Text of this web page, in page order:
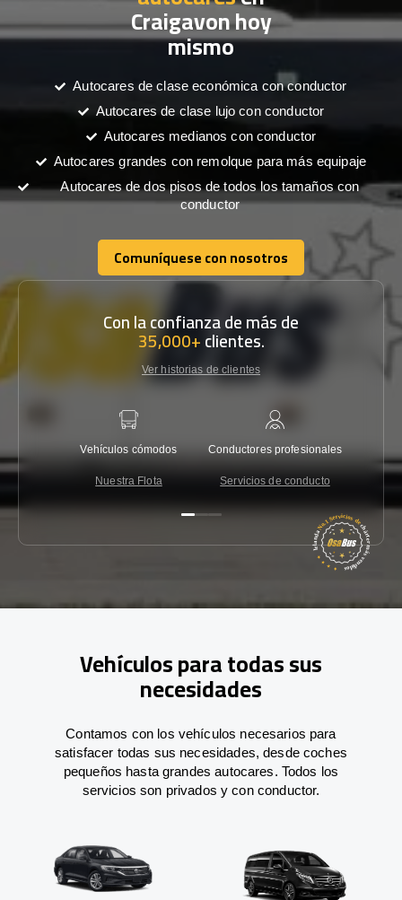
Craigavon hoy
mismo
Autocares de clase económica con conductor
Autocares de clase lujo con conductor
Autocares medianos con conductor
Autocares grandes con remolque para más equipaje
Autocares de dos pisos de todos los tamaños con
conductor
Comuníquese con nosotros
Comuníquese con nosotros
Con la confianza de más de
35,000+clientes.
Ver historias de clientes
Vehículos cómodos
Nuestra Flota
Conductores profesionales
Servicios de conducto
Vehículos para todas sus
necesidades
Contamos con los vehículos necesarios para
satisfacer todas sus necesidades, desde coches
pequeños hasta grandes autocares. Todos los
servicios son privados y con conductor.